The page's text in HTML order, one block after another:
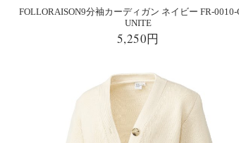
FOLLORAISON9分袖カーディガン ネイビー FR-0010-
UNITE
5,250円